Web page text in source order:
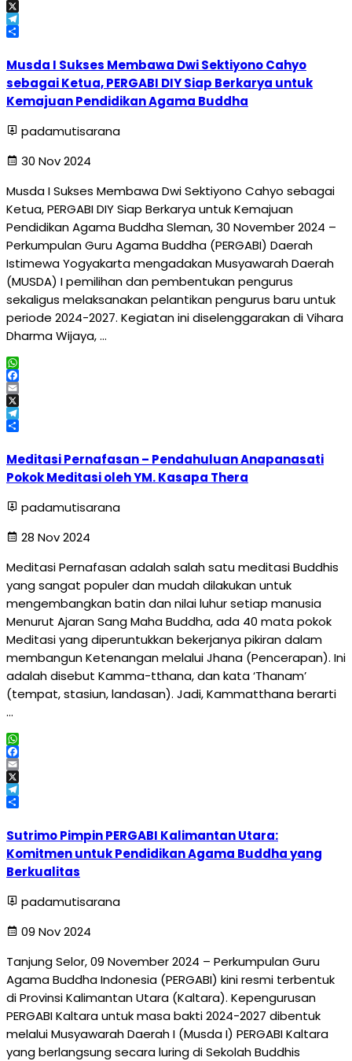
Email
X
Telegram
Musda I Sukses Membawa Dwi Sektiyono Cahyo
sebagai Ketua, PERGABI DIY Siap Berkarya untuk
Kemajuan Pendidikan Agama Buddha
padamutisarana
30 Nov 2024
Musda I Sukses Membawa Dwi Sektiyono Cahyo sebagai
Ketua, PERGABI DIY Siap Berkarya untuk Kemajuan
Pendidikan Agama Buddha Sleman, 30 November 2024 –
Perkumpulan Guru Agama Buddha (PERGABI) Daerah
Istimewa Yogyakarta mengadakan Musyawarah Daerah
(MUSDA) I pemilihan dan pembentukan pengurus
sekaligus melaksanakan pelantikan pengurus baru untuk
periode 2024-2027. Kegiatan ini diselenggarakan di Vihara
Dharma Wijaya, …
WhatsApp
Facebook
Email
X
Telegram
Meditasi Pernafasan – Pendahuluan Anapanasati
Pokok Meditasi oleh YM. Kasapa Thera
padamutisarana
28 Nov 2024
Meditasi Pernafasan adalah salah satu meditasi Buddhis
yang sangat populer dan mudah dilakukan untuk
mengembangkan batin dan nilai luhur setiap manusia
Menurut Ajaran Sang Maha Buddha, ada 40 mata pokok
Meditasi yang diperuntukkan bekerjanya pikiran dalam
membangun Ketenangan melalui Jhana (Pencerapan). Ini
adalah disebut Kamma-tthana, dan kata ‘Thanam’
(tempat, stasiun, landasan). Jadi, Kammatthana berarti
…
WhatsApp
Facebook
Email
X
Telegram
Sutrimo Pimpin PERGABI Kalimantan Utara:
Komitmen untuk Pendidikan Agama Buddha yang
Berkualitas
padamutisarana
09 Nov 2024
Tanjung Selor, 09 November 2024 – Perkumpulan Guru
Agama Buddha Indonesia (PERGABI) kini resmi terbentuk
di Provinsi Kalimantan Utara (Kaltara). Kepengurusan
PERGABI Kaltara untuk masa bakti 2024-2027 dibentuk
melalui Musyawarah Daerah I (Musda I) PERGABI Kaltara
yang berlangsung secara luring di Sekolah Buddhis